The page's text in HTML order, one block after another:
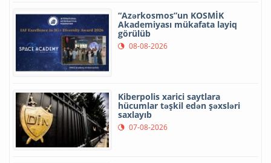
“Azərkosmos”un KOSMİK
Akademiyası mükafata layiq
görülüb
08-08-2026
Kiberpolis xarici saytlara
hücumlar təşkil edən şəxsləri
saxlayıb
07-08-2026